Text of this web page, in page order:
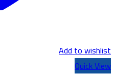
Add to wishlist
Quick View